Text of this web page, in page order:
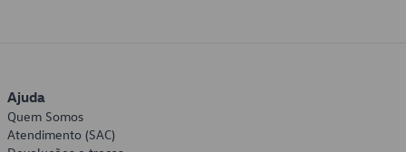
Ajuda
Quem Somos
Atendimento (SAC)